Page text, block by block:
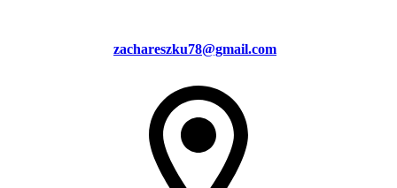
zachareszku78@gmail.com